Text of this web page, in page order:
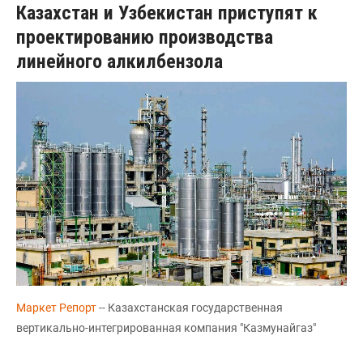
Казахстан и Узбекистан приступят к
проектированию производства
линейного алкилбензола
Маркет Репорт-- Казахстанская государственная
вертикально-интегрированная компания "Казмунайгаз"